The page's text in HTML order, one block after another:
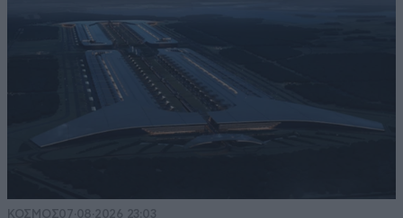
ΚΟΣΜΟΣ07·08·2026 23:03